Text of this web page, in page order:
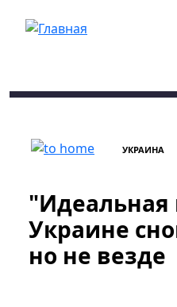
УКРАИНА
"Идеальная
Украине
но не везде